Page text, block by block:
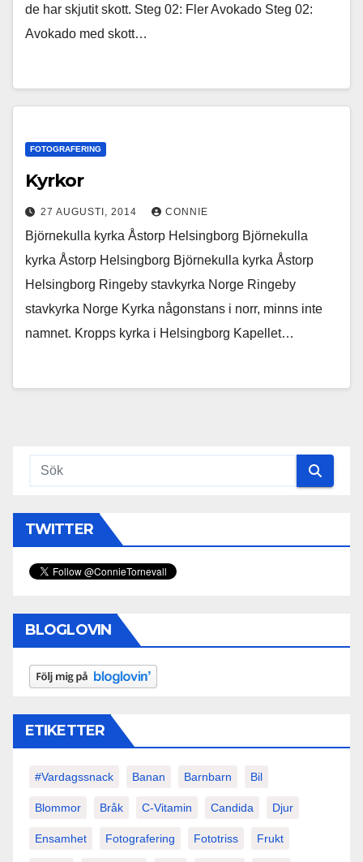
de har skjutit skott. Steg 02: Fler Avokado Steg 02:
Avokado med skott…
FOTOGRAFERING
Kyrkor
27 AUGUSTI, 2014 CONNIE
Björnekulla kyrka Åstorp Helsingborg Björnekulla
kyrka Åstorp Helsingborg Björnekulla kyrka Åstorp
Helsingborg Ringeby stavkyrka Norge Ringeby
stavkyrka Norge Kyrka någonstans i norr, minns inte
namnet. Kropps kyrka i Helsingborg Kapellet…
TWITTER
BLOGLOVIN
ETIKETTER
#vardagssnack Banan Barnbarn Bil
Blommor Bråk C-Vitamin Candida Djur
Ensamhet Fotografering Fototriss Frukt